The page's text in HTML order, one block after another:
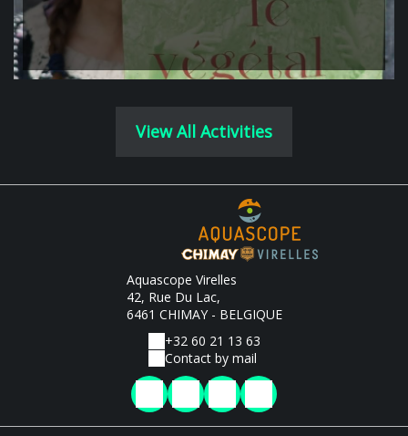
View All Activities
Aquascope Virelles
42, Rue Du Lac,
6461 CHIMAY - BELGIQUE
+32 60 21 13 63
Contact by mail